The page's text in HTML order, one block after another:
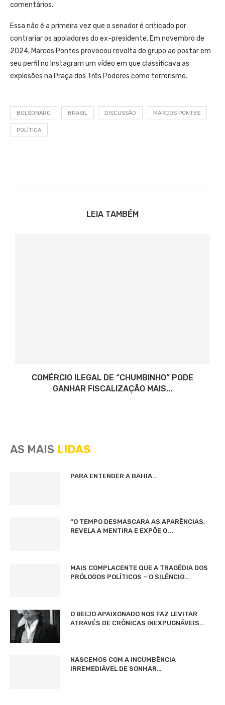
comentários.
Essa não é a primeira vez que o senador é criticado por
contrariar os apoiadores do ex-presidente. Em novembro de
2024, Marcos Pontes provocou revolta do grupo ao postar em
seu perfil no Instagram um vídeo em que classificava as
explosões na Praça dos Três Poderes como terrorismo.
BOLSONARO BRASIL DISCUSSÃO MARCOS PONTES
POLÍTICA
LEIA TAMBÉM
COMÉRCIO ILEGAL DE “CHUMBINHO” PODE
GANHAR FISCALIZAÇÃO MAIS...
AS MAIS LIDAS
PARA ENTENDER A BAHIA…
“O TEMPO DESMASCARA AS APARÊNCIAS,
REVELA A MENTIRA E EXPÕE O...
MAIS COMPLACENTE QUE A TRAGÉDIA DOS
PRÓLOGOS POLÍTICOS – O SILÊNCIO…
O BEIJO APAIXONADO NOS FAZ LEVITAR
ATRAVÉS DE CRÔNICAS INEXPUGNÁVEIS…
NASCEMOS COM A INCUMBÊNCIA
IRREMEDIÁVEL DE SONHAR…